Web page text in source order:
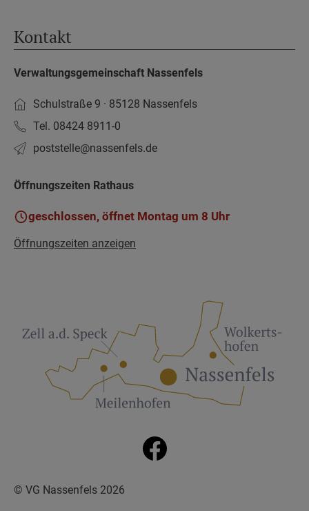
Kontakt
Verwaltungsgemeinschaft Nassenfels
Schulstraße 9 · 85128 Nassenfels
Tel. 08424 8911-0
poststelle­@nassenfels.de
Öffnungszeiten Rathaus
geschlossen, öffnet Montag um 8 Uhr
Öffnungszeiten anzeigen
© VG Nassenfels 2026